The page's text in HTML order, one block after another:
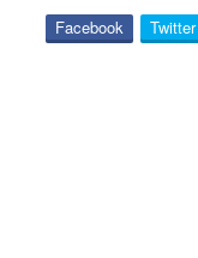
Facebook Twitter